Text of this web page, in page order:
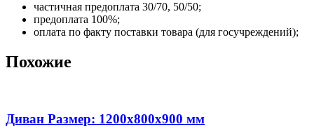
частичная предоплата 30/70, 50/50;
предоплата 100%;
оплата по факту поставки товара (для госучреждений);
Похожие
Диван Размер: 1200х800х900 мм